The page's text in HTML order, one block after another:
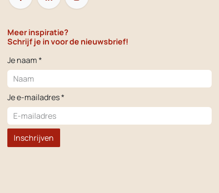
Meer inspiratie?
Schrijf je in voor de nieuwsbrief!
Je naam *
Je e-mailadres *
Inschrijven